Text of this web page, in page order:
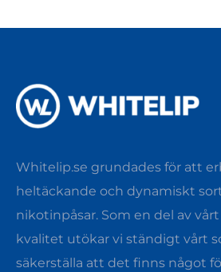
Whitelip.se grundades för att
heltäckande och dynamiskt
nikotinpåsar. Som en del av
kvalitet utökar vi ständigt vårt
säkerställa att det finns något